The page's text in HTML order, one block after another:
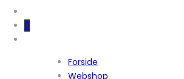
0
Forside
Webshop